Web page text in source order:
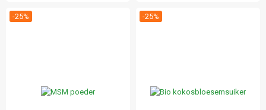
-25% -25%